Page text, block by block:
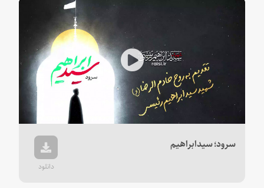
Play
Video
سرود؛ سیدابراهیم
دانلود